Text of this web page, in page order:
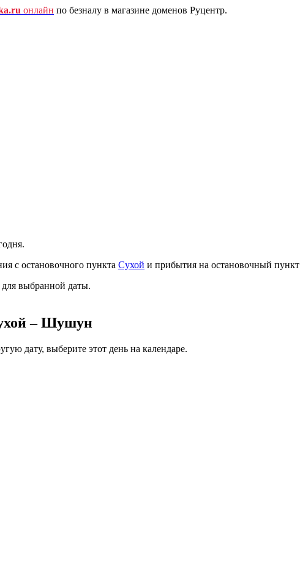
онлайн по безналу в магазине доменов Руцентр.
с остановочного пункта Сухой и прибытия на остановочный пункт
выбранной даты.
– Шушун
дату, выберите этот день на календаре.